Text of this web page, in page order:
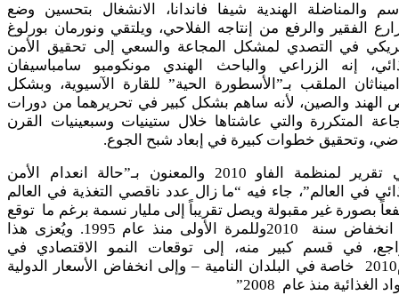
والمناضلة الهندية شيفا فاندانا، الانشغال بتحسين وضع
الفقير والرفع من إنتاجه الفلاحي، ويلتقي ونورمان بورلوغ
في التصدي لمشكل المجاعة والسعي إلى تحقيق الأمن
إنه الزراعي والباحث الهندي مونكومبو سامباسيفان
الملقب بـ”الأسطورة الحية” للقارة الآسيوية، وبشكل
الهند والصين، لأنه ساهم بشكل كبير في تحريرهما من دورات
المتكررة والتي عاشتاها خلال ستينيات وسبعينيات القرن
وتحقيق خطوات كبيرة في إبعاد شبح الجوع.
ففي تقرير لمنظمة الفاو 2010 والمعنون بـ”حالة انعدام الأمن
في العالم”، جاء فيه “ما زال عدد ناقصي التغذية في العالم
بصورة غير مقبولة ويصل تقريباً إلى مليار نسمة برغم ما توقع
من انخفاض سنة 2010وللمرة الأولى منذ عام 1995. ويُعزى هذا
في قسم كبير منه، إلى توقعات النمو الاقتصادي في
عام2010 خاصة في البلدان النامية – وإلى انخفاض الأسعار الدولية
الغذائية منذ عام 2008”